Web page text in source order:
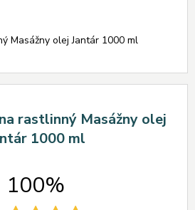
Masážny olej Jantár 1000 ml
rastlinný Masážny olej
1000 ml
100%